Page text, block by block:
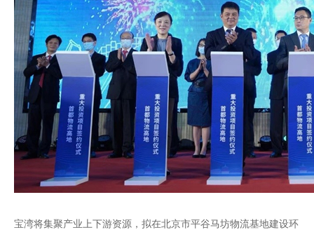
宝湾将集聚产业上下游资源，拟在北京市平谷马坊物流基地建设环